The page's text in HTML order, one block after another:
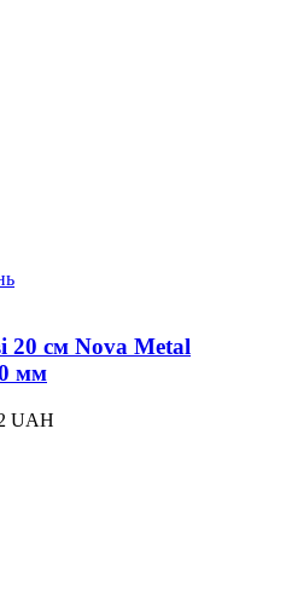
20 см Nova Metal
мм
UAH